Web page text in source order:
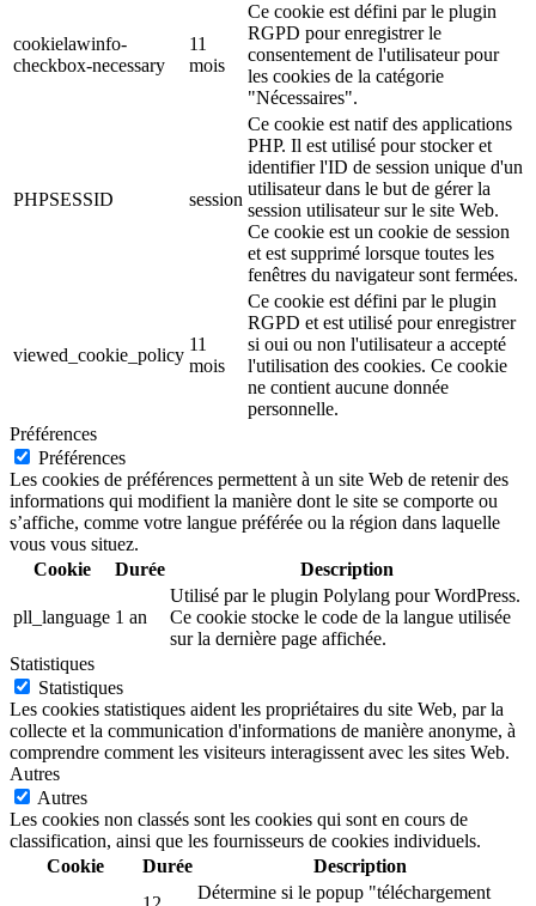
cookielawinfo-
checkbox-necessary
11
mois
Ce cookie est défini par le plugin
RGPD pour enregistrer le
consentement de l'utilisateur pour
les cookies de la catégorie
"Nécessaires".
PHPSESSID session
Ce cookie est natif des applications
PHP. Il est utilisé pour stocker et
identifier l'ID de session unique d'un
utilisateur dans le but de gérer la
session utilisateur sur le site Web.
Ce cookie est un cookie de session
et est supprimé lorsque toutes les
fenêtres du navigateur sont fermées.
viewed_cookie_policy
11
mois
Ce cookie est défini par le plugin
RGPD et est utilisé pour enregistrer
si oui ou non l'utilisateur a accepté
l'utilisation des cookies. Ce cookie
ne contient aucune donnée
personnelle.
Préférences
Préférences
Les cookies de préférences permettent à un site Web de retenir des
informations qui modifient la manière dont le site se comporte ou
s’affiche, comme votre langue préférée ou la région dans laquelle
vous vous situez.
Cookie
Durée Description
pll_language 1 an
Utilisé par le plugin Polylang pour WordPress.
Ce cookie stocke le code de la langue utilisée
sur la dernière page affichée.
Statistiques
Statistiques
Les cookies statistiques aident les propriétaires du site Web, par la
collecte et la communication d'informations de manière anonyme, à
comprendre comment les visiteurs interagissent avec les sites Web.
Autres
Autres
Les cookies non classés sont les cookies qui sont en cours de
classification, ainsi que les fournisseurs de cookies individuels.
Cookie
Durée Description
Détermine si le popup "téléchargement